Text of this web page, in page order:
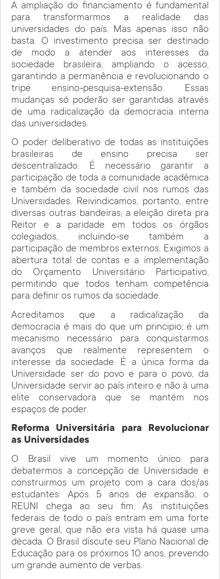
A ampliação do financiamento é fundamental
para transformarmos a realidade das
universidades do país. Mas apenas isso não
basta. O investimento precisa ser destinado
de modo a atender aos interesses da
sociedade brasileira, ampliando o acesso,
garantindo a permanência e revolucionando o
tripé ensino-pesquisa-extensão. Essas
mudanças só poderão ser garantidas através
de uma radicalização da democracia interna
das universidades.
O poder deliberativo de todas as instituições
brasileiras de ensino precisa ser
descentralizado. É necessário garantir a
participação de toda a comunidade acadêmica
e também da sociedade civil nos rumos das
Universidades. Reivindicamos, portanto, entre
diversas outras bandeiras, a eleição direta pra
Reitor e a paridade em todos os órgãos
colegiados, incluindo-se também a
participação de membros externos. Exigimos a
abertura total de contas e a implementação
do Orçamento Universitário Participativo,
permitindo que todos tenham competência
para definir os rumos da sociedade.
Acreditamos que a radicalização da
democracia é mais do que um principio; é um
mecanismo necessário para conquistarmos
avanços que realmente representem o
interesse da sociedade. É a única forma da
Universidade ser do povo e para o povo, da
Universidade servir ao país inteiro e não à uma
elite conservadora que se mantém nos
espaços de poder.
Reforma Universitária para Revolucionar
as Universidades
O Brasil vive um momento único para
debatermos a concepção de Universidade e
construirmos um projeto com a cara dos/as
estudantes. Após 5 anos de expansão, o
REUNI chega ao seu fim. As instituições
federais de todo o país entram em uma forte
greve geral, que não era vista há quase uma
década. O Brasil discute seu Plano Nacional de
Educação para os próximos 10 anos, prevendo
um grande aumento de verbas.